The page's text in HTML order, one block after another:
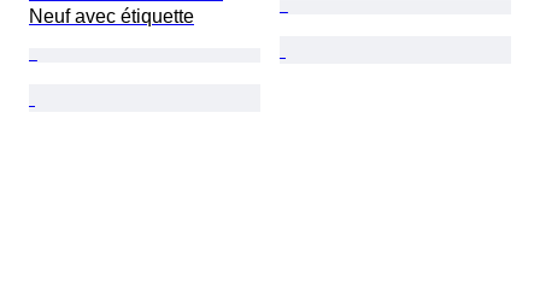
Neuf avec étiquette